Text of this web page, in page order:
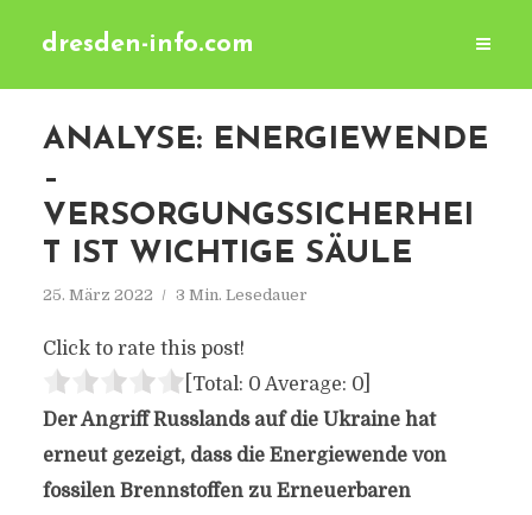
dresden-info.com
ANALYSE: ENERGIEWENDE
–
VERSORGUNGSSICHERHEI
T IST WICHTIGE SÄULE
25. März 2022 3 Min. Lesedauer
Click to rate this post!
[Total: 0 Average: 0]
Der Angriff Russlands auf die Ukraine hat
erneut gezeigt, dass die Energiewende von
fossilen Brennstoffen zu Erneuerbaren